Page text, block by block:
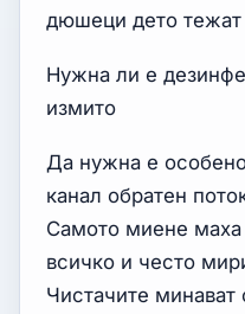
дюшеци дето тежат
Нужна ли е
измито
Да нужна е
канал обратен
Самото миене
всичко и често
Чистачите минават